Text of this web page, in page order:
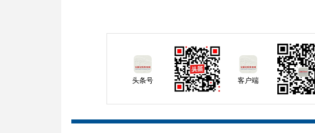
头条号 客户端